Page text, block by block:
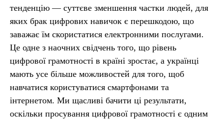
тенденцію — суттєве зменшення частки людей, для
яких брак цифрових навичок є перешкодою, що
заважає їм скористатися електронними послугами.
Це одне з наочних свідчень того, що рівень
цифрової грамотності в країні зростає, а українці
мають усе більше можливостей для того, щоб
навчатися користуватися смартфонами та
інтернетом. Ми щасливі бачити ці результати,
оскільки просування цифрової грамотності є одним